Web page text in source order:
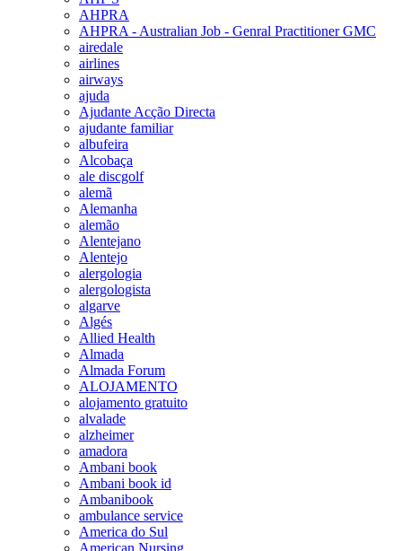
AHPRA
AHPRA - Australian Job - Genral Practitioner GMC
airedale
airlines
airways
ajuda
Ajudante Acção Directa
ajudante familiar
albufeira
Alcobaça
ale discgolf
alemã
Alemanha
alemão
Alentejano
Alentejo
alergologia
alergologista
algarve
Algés
Allied Health
Almada
Almada Forum
ALOJAMENTO
alojamento gratuito
alvalade
alzheimer
amadora
Ambani book
Ambani book id
Ambanibook
ambulance service
America do Sul
American Nursing